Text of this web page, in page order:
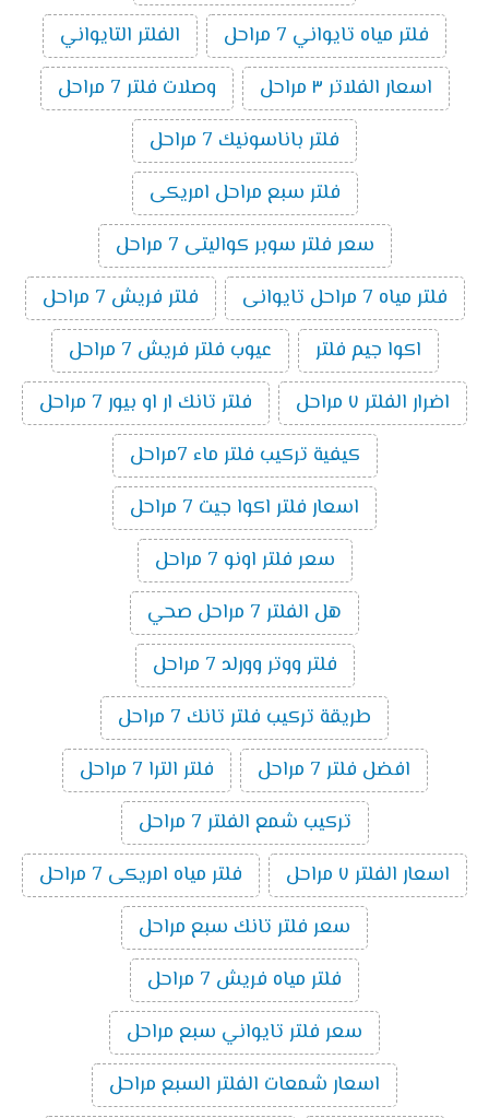
فلتر مياه تايواني 7 مراحل
الفلتر التايواني
اسعار الفلاتر ٣ مراحل
وصلات فلتر 7 مراحل
فلتر باناسونيك 7 مراحل
فلتر سبع مراحل امريكى
سعر فلتر سوبر كواليتى 7 مراحل
فلتر مياه 7 مراحل تايوانى
فلتر فريش 7 مراحل
اكوا جيم فلتر
عيوب فلتر فريش 7 مراحل
اضرار الفلتر ٧ مراحل
فلتر تانك ار او بيور 7 مراحل
كيفية تركيب فلتر ماء 7مراحل
اسعار فلتر اكوا جيت 7 مراحل
سعر فلتر اونو 7 مراحل
هل الفلتر 7 مراحل صحي
فلتر ووتر وورلد 7 مراحل
طريقة تركيب فلتر تانك 7 مراحل
افضل فلتر 7 مراحل
فلتر الترا 7 مراحل
تركيب شمع الفلتر 7 مراحل
اسعار الفلتر ٧ مراحل
فلتر مياه امريكى 7 مراحل
سعر فلتر تانك سبع مراحل
فلتر مياه فريش 7 مراحل
سعر فلتر تايواني سبع مراحل
اسعار شمعات الفلتر السبع مراحل